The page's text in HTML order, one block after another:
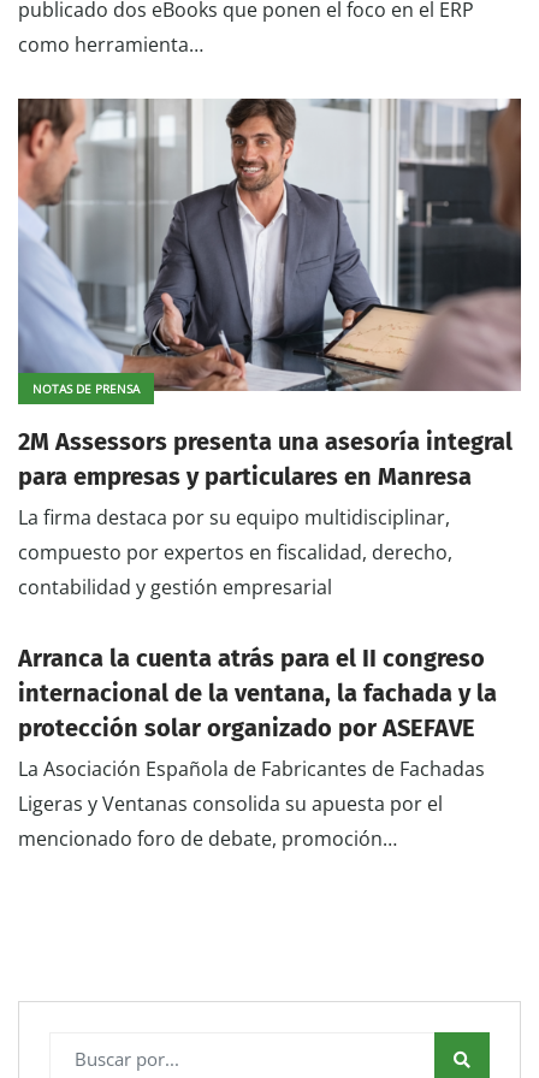
publicado dos eBooks que ponen el foco en el ERP
como herramienta…
NOTAS DE PRENSA
2M Assessors presenta una asesoría integral
para empresas y particulares en Manresa
La firma destaca por su equipo multidisciplinar,
compuesto por expertos en fiscalidad, derecho,
contabilidad y gestión empresarial
Arranca la cuenta atrás para el II congreso
internacional de la ventana, la fachada y la
protección solar organizado por ASEFAVE
La Asociación Española de Fabricantes de Fachadas
Ligeras y Ventanas consolida su apuesta por el
mencionado foro de debate, promoción…